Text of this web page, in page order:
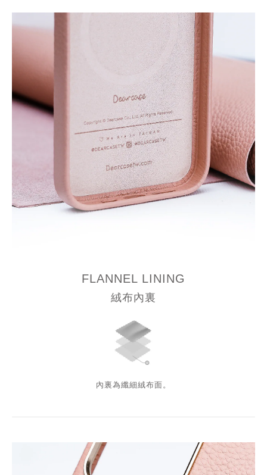
FLANNEL LINING
絨布內裏
內裏為纖細絨布面。